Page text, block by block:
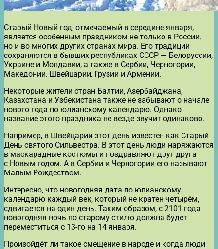
Старый Новый год, отмечаемый в середине января,
является особенным праздником не только в России,
но и во многих других странах мира. Его традиции
сохраняются в бывших республиках СССР — Белоруссии,
Украине и Молдавии, а также в Сербии, Черногории,
Македонии, Швейцарии, Грузии и Армении.
Некоторые жители стран Балтии, Азербайджана,
Казахстана и Узбекистана также не забывают о начале
нового года по юлианскому календарю. Однако
название этого праздника не везде звучит одинаково.
Например, в Швейцарии этот день известен как Старый
День святого Сильвестра. В этот день люди наряжаются
в маскарадные костюмы и поздравляют друг друга
с Новым годом. А в Сербии и Черногории его называют
Малым Рождеством.
Интересно, что новогодняя дата по юлианскому
календарю каждый век, который не кратен четырём,
сдвигается на один день. Таким образом, с 2101 года
новогодняя ночь по старому стилю должна будет
переместиться с 13-го на 14 января.
Произойдёт ли такое смещение в народе и когда люди